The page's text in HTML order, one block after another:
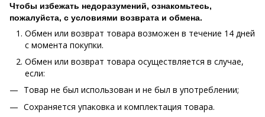
Чтобы избежать недоразумений, ознакомьтесь,
пожалуйста, с условиями возврата и обмена.
Обмен или возврат товара возможен в течение 14 дней
с момента покупки.
Обмен или возврат товара осуществляется в случае,
если:
Товар не был использован и не был в употреблении;
Сохраняется упаковка и комплектация товара.